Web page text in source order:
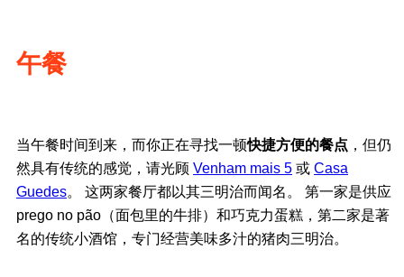
午餐
当午餐时间到来，而你正在寻找一顿快捷方便的餐点 ，但仍
然具有传统的感觉，请光顾 Venham mais 5 或 Casa
Guedes。 这两家餐厅都以其三明治而闻名。 第一家是供应
prego no pão（面包里的牛排）和巧克力蛋糕，第二家是著
名的传统小酒馆，专门经营美味多汁的猪肉三明治。